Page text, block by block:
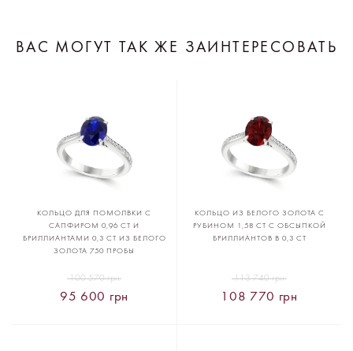
ВАС МОГУТ ТАК ЖЕ ЗАИНТЕРЕСОВАТЬ
КОЛЬЦО ДЛЯ ПОМОЛВКИ С
САПФИРОМ 0,96 CT И
БРИЛЛИАНТАМИ 0,3 CT ИЗ БЕЛОГО
ЗОЛОТА 750 ПРОБЫ
95 600 грн
100 570 грн
КОЛЬЦО ИЗ БЕЛОГО ЗОЛОТА С
РУБИНОМ 1,58 CT C ОБСЫПКОЙ
БРИЛЛИАНТОВ В 0,3 CT
108 770 грн
113 740 грн